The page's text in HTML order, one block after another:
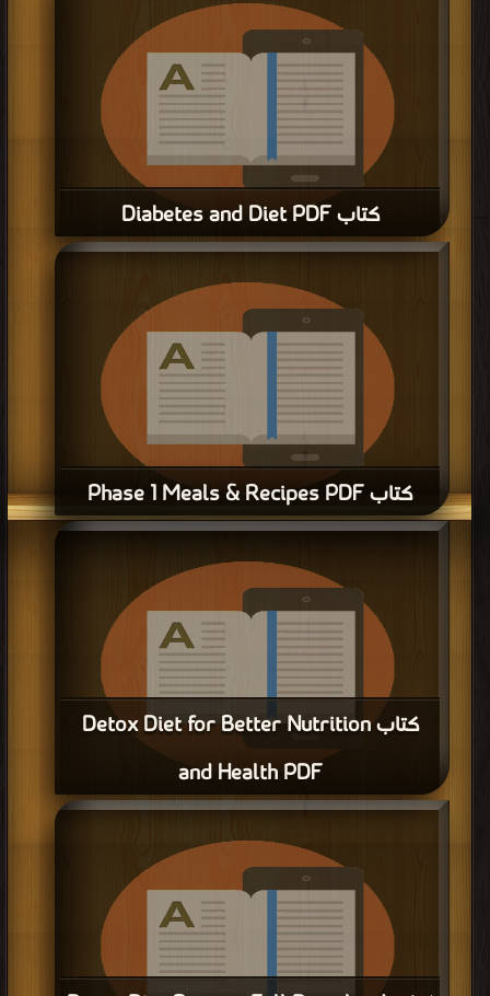
كتاب Diabetes and Diet PDF
قراءة و تحميل كتاب كتاب Diabetes and Diet PDF مجانا | مكتبة > كتب في مجانا |
التحميل : مرة/مرات
كتاب Phase 1 Meals & Recipes PDF
قراءة و تحميل كتاب كتاب Phase 1 Meals & Recipes PDF مجانا | مكتبة >
كتب في
اكبر مكتبة| التحميل : مرة/مرات
كتاب Detox Diet for Better Nutrition
and Health PDF
قراءة و تحميل كتاب كتاب Detox Diet for Better Nutrition and Health PDF مجانا
كتب في اكبر موقع| التحميل : مرة/مرات